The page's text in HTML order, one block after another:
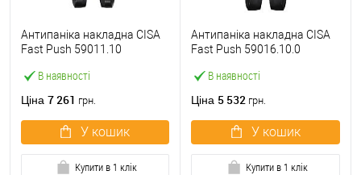
В наявності
Антипаніка накладна CISA
Fast Push 59011.10
штанги
Ціна 7 261 грн.
У кошик
Купити в 1 клік
В наявності
Антипаніка накладна CISA
Fast Push 59016.10.0
штанги
Ціна 5 532 грн.
У кошик
Купити в 1 клік